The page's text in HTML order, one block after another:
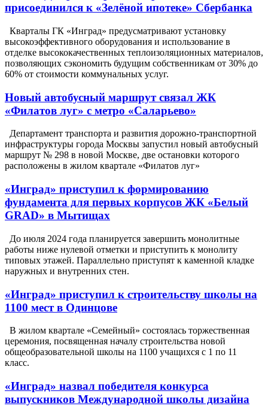
присоединился к «Зелёной ипотеке» Сбербанка
Кварталы ГК «Инград» предусматривают установку
высокоэффективного оборудования и использование в
отделке высококачественных теплоизоляционных материалов,
позволяющих сэкономить будущим собственникам от 30% до
60% от стоимости коммунальных услуг.
Новый автобусный маршрут связал ЖК
«Филатов луг» с метро «Саларьево»
Департамент транспорта и развития дорожно-транспортной
инфраструктуры города Москвы запустил новый автобусный
маршрут № 298 в новой Москве, две остановки которого
расположены в жилом квартале «Филатов луг»
«Инград» приступил к формированию
фундамента для первых корпусов ЖК «Белый
GRAD» в Мытищах
До июля 2024 года планируется завершить монолитные
работы ниже нулевой отметки и приступить к монолиту
типовых этажей. Параллельно приступят к каменной кладке
наружных и внутренних стен.
«Инград» приступил к строительству школы на
1100 мест в Одинцове
В жилом квартале «Семейный» состоялась торжественная
церемония, посвященная началу строительства новой
общеобразовательной школы на 1100 учащихся с 1 по 11
класс.
«Инград» назвал победителя конкурса
выпускников Международной школы дизайна